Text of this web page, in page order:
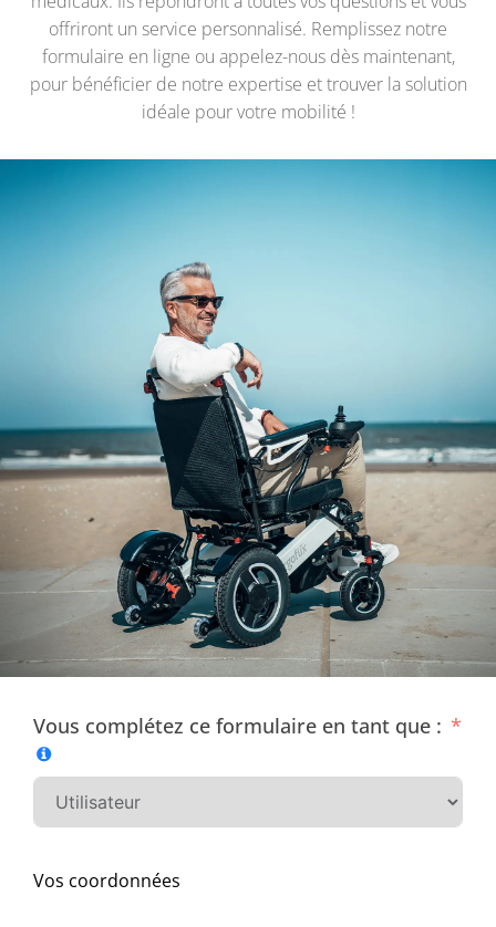
offriront un service personnalisé. Remplissez notre
formulaire en ligne ou appelez-nous dès maintenant,
pour bénéficier de notre expertise et trouver la solution
idéale pour votre mobilité !
Vous complétez ce formulaire en tant que :
Vos coordonnées